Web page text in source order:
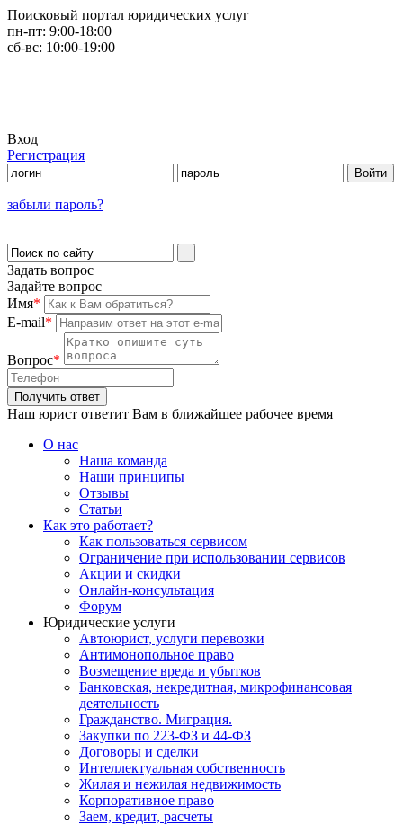
Поисковый портал юридических услуг
пн-пт: 9:00-18:00
сб-вс: 10:00-19:00
Вход
Регистрация
забыли пароль?
Задать вопрос
Задайте вопрос
Имя*
E-mail*
Вопрос*
Наш юрист ответит Вам в ближайшее рабочее время
О нас
Наша команда
Наши принципы
Отзывы
Статьи
Как это работает?
Как пользоваться сервисом
Ограничение при использовании сервисов
Акции и скидки
Онлайн-консультация
Форум
Юридические услуги
Автоюрист, услуги перевозки
Антимонопольное право
Возмещение вреда и убытков
Банковская, некредитная, микрофинансовая
деятельность
Гражданство. Миграция.
Закупки по 223-ФЗ и 44-ФЗ
Договоры и сделки
Интеллектуальная собственность
Жилая и нежилая недвижимость
Корпоративное право
Заем, кредит, расчеты